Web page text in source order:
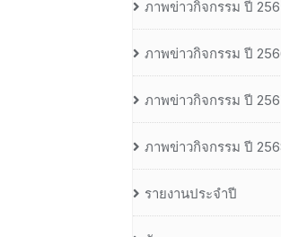
ภาพข่าวกิจกรรม ปี
ภาพข่าวกิจกรรม ปี
ภาพข่าวกิจกรรม ปี
ภาพข่าวกิจกรรม ปี
รายงานประจำปี